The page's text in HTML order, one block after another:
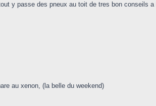
y passe des pneux au toit de tres bon conseils
au xenon, (la belle du weekend)